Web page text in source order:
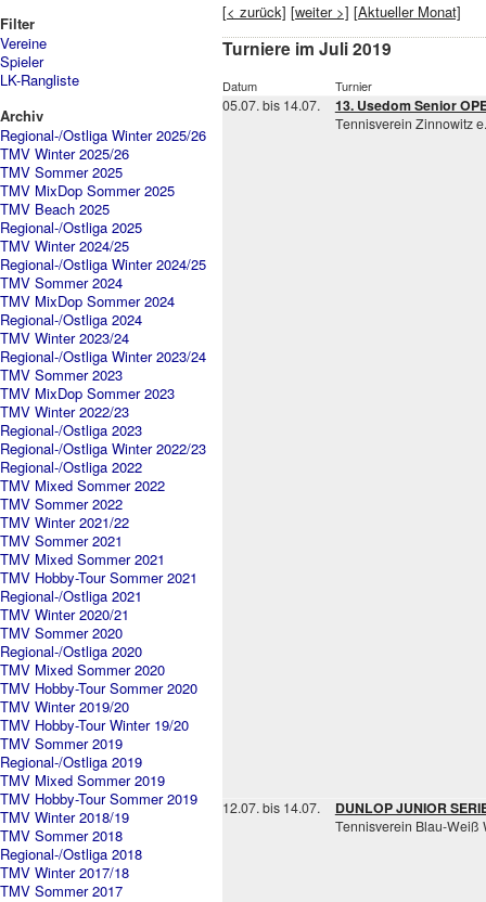
Filter
Vereine
Spieler
LK-Rangliste
Archiv
Regional-/Ostliga Winter 2025/26
TMV Winter 2025/26
TMV Sommer 2025
TMV MixDop Sommer 2025
TMV Beach 2025
Regional-/Ostliga 2025
TMV Winter 2024/25
Regional-/Ostliga Winter 2024/25
TMV Sommer 2024
TMV MixDop Sommer 2024
Regional-/Ostliga 2024
TMV Winter 2023/24
Regional-/Ostliga Winter 2023/24
TMV Sommer 2023
TMV MixDop Sommer 2023
TMV Winter 2022/23
Regional-/Ostliga 2023
Regional-/Ostliga Winter 2022/23
Regional-/Ostliga 2022
TMV Mixed Sommer 2022
TMV Sommer 2022
TMV Winter 2021/22
TMV Sommer 2021
TMV Mixed Sommer 2021
TMV Hobby-Tour Sommer 2021
Regional-/Ostliga 2021
TMV Winter 2020/21
TMV Sommer 2020
Regional-/Ostliga 2020
TMV Mixed Sommer 2020
TMV Hobby-Tour Sommer 2020
TMV Winter 2019/20
TMV Hobby-Tour Winter 19/20
TMV Sommer 2019
Regional-/Ostliga 2019
TMV Mixed Sommer 2019
TMV Hobby-Tour Sommer 2019
TMV Winter 2018/19
TMV Sommer 2018
Regional-/Ostliga 2018
TMV Winter 2017/18
TMV Sommer 2017
[< zurück] [weiter >] [Aktueller Monat]
Turniere im Juli 2019
Datum Turnier
05.07. bis 14.07.
13. Usedom Senior
Tennisverein Zinnowitz
12.07. bis 14.07.
DUNLOP JUNIOR
Tennisverein Blau-Weiß